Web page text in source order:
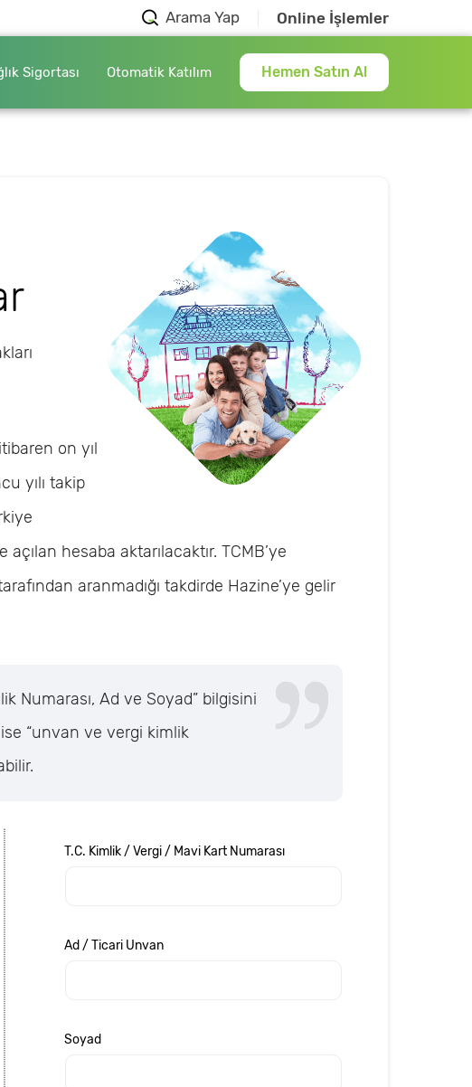
Online İşlemler
Arama Yap
Sigortası Otomatik Katılım Hemen Satın Al
on yıl
yılı takip
hesaba aktarılacaktır. TCMB’ye
aranmadığı takdirde Hazine’ye gelir
Numarası, Ad ve Soyad” bilgisini
“unvan ve vergi kimlik
T.C. Kimlik / Vergi / Mavi Kart Numarası
Ad / Ticari Unvan
Soyad